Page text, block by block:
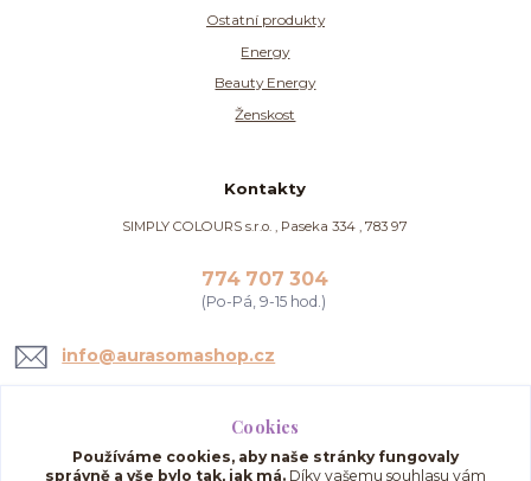
Ostatní produkty
Energy
Beauty Energy
Ženskost
Kontakty
SIMPLY COLOURS s.r.o. , Paseka 334 , 783 97
774 707 304
(Po-Pá, 9-15 hod.)
info@aurasomashop.cz
Cookies
Používáme cookies, aby naše stránky fungovaly
správně a vše bylo tak, jak má. Díky vašemu souhlasu vám